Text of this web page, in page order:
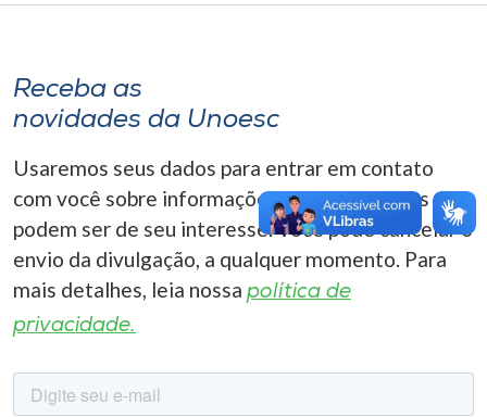
Receba as
novidades da Unoesc
Usaremos seus dados para entrar em contato
com você sobre informações correlacionadas que
podem ser de seu interesse. Você pode cancelar o
envio da divulgação, a qualquer momento. Para
mais detalhes, leia nossa política de
privacidade.